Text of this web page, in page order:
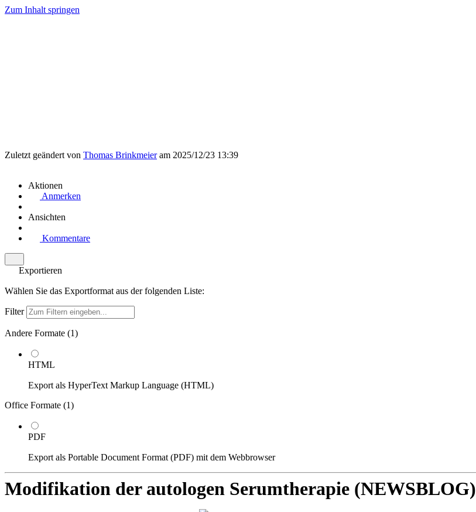
Zum Inhalt springen
Zuletzt geändert von Thomas Brinkmeieram 2025/12/23 13:39
Aktionen
Anmerken
Ansichten
Kommentare
Exportieren
Wählen Sie das Exportformat aus der folgenden Liste:
Filter
Andere Formate (1)
HTML
Export als HyperText Markup Language (HTML)
Office Formate (1)
PDF
Export als Portable Document Format (PDF) mit dem Webbrowser
Modifikation der autologen Serumtherapie (NEWSBLOG)